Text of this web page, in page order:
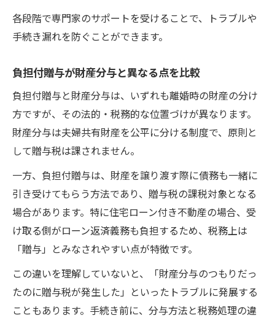
各段階で専門家のサポートを受けることで、トラブルや
手続き漏れを防ぐことができます。
負担付贈与が財産分与と異なる点を比較
負担付贈与と財産分与は、いずれも離婚時の財産の分け
方ですが、その法的・税務的な位置づけが異なります。
財産分与は夫婦共有財産を公平に分ける制度で、原則と
して贈与税は課されません。
一方、負担付贈与は、財産を譲り渡す際に債務も一緒に
引き受けてもらう方法であり、贈与税の課税対象となる
場合があります。特に住宅ローン付き不動産の場合、受
け取る側がローン返済義務も負担するため、税務上は
「贈与」とみなされやすい点が特徴です。
この違いを理解していないと、「財産分与のつもりだっ
たのに贈与税が発生した」といったトラブルに発展する
こともあります。手続き前に、分与方法と税務処理の違